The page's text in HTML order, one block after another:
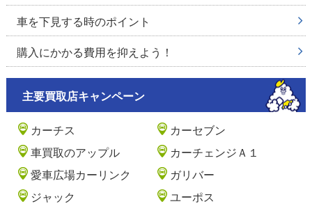
車を下見する時のポイント
購入にかかる費用を抑えよう！
主要買取店キャンペーン
カーチス
カーセブン
車買取のアップル
カーチェンジＡ１
愛車広場カーリンク
ガリバー
ジャック
ユーポス